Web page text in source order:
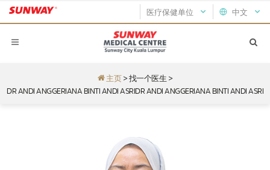
中文
医疗保健单位
主页 > 找一个医生 >
DR ANDI ANGGERIANA BINTI ANDI ASRIDR ANDI ANGGERIANA BINTI ANDI ASRI